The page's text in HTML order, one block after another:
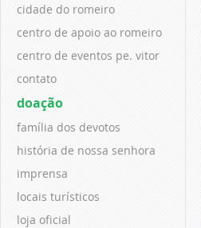
cidade do romeiro
centro de apoio ao romeiro
centro de eventos pe. vitor
contato
doação
família dos devotos
história de nossa senhora
imprensa
locais turísticos
loja oficial